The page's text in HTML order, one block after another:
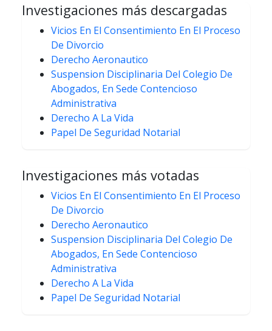
Investigaciones más descargadas
Vicios En El Consentimiento En El Proceso
De Divorcio
Derecho Aeronautico
Suspension Disciplinaria Del Colegio De
Abogados, En Sede Contencioso
Administrativa
Derecho A La Vida
Papel De Seguridad Notarial
Investigaciones más votadas
Vicios En El Consentimiento En El Proceso
De Divorcio
Derecho Aeronautico
Suspension Disciplinaria Del Colegio De
Abogados, En Sede Contencioso
Administrativa
Derecho A La Vida
Papel De Seguridad Notarial